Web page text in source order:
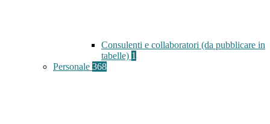
Consulenti e collaboratori (da pubblicare in
tabelle) 1
Personale 368